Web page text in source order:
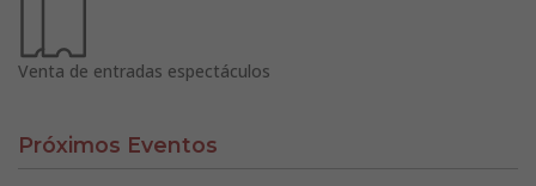
Venta de entradas espectáculos
Próximos Eventos